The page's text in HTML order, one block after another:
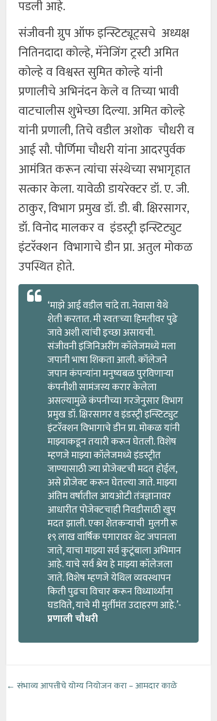
पडली आहे.
संजीवनी ग्रुप ऑफ इन्स्टिट्यूट्सचे अध्यक्ष
नितिनदादा कोल्हे, मॅनेजिंग ट्रस्टी अमित
कोल्हे व विश्वस्त सुमित कोल्हे यांनी
प्रणालीचे अभिनंदन केले व तिच्या भावी
वाटचालीस शुभेच्छा दिल्या. अमित कोल्हे
यांनी प्रणाली, तिचे वडील अशोक चौधरी व
आई सौ. पौर्णिमा चौधरी यांना आदरपुर्वक
आमंत्रित करून त्यांचा संस्थेच्या सभागृहात
सत्कार केला. यावेळी डायरेक्टर डॉ. ए. जी.
ठाकुर, विभाग प्रमुख डॉ. डी. बी. क्षिरसागर,
डॉ. विनोद मालकर व इंडस्ट्री इन्स्टिट्युट
इंटरॅक्शन विभागाचे डीन प्रा. अतुल मोकळ
उपस्थित होते.
‘माझे आई वडील चांदे ता. नेवासा येथे
शेती करतात. मी स्वतःच्या हिमतीवर पुढे
जावे अशी त्यांची इच्छा असायची.
संजीवनी इंजिनिअरींग कॉलेजमध्ये मला
जपानी भाषा शिकता आली. कॉलेजने
जपान कंपन्यांना मनुष्यबळ पुरविणाऱ्या
कंपनीशी सामंजस्य करार केलेला
असल्यामुळे कंपनीच्या गरजेनुसार विभाग
प्रमुख डॉ. क्षिरसागर व इंडस्ट्री इन्स्टिट्युट
इंटरॅक्शन विभागाचे डीन प्रा. मोकळ यांनी
माझ्याकडून तयारी करून घेतली. विशेष
म्हणजे माझ्या कॉलेजमध्ये इंडस्ट्रीत
जाण्यासाठी ज्या प्रोजेक्टची मदत होईल,
असे प्रोजेक्ट करून घेतल्या जाते. माझ्या
अंतिम वर्षातील आयओटी तंत्रज्ञानावर
आधारीत पोजेक्टचाही निवडीसाठी खुप
मदत झाली. एका शेतकऱ्याची मुलगी रू
१९ लाख वार्षिक पगारावर थेट जपानला
जाते, याचा माझ्या सर्व कुटूंबाला अभिमान
आहे. याचे सर्व श्रेय हे माझ्या कॉलेजला
जाते. विशेष म्हणजे येथिल व्यवस्थापन
किती पुढचा विचार करून विध्यार्थ्यांना
घडविते, याचे मी मुर्तीमंत उदाहरण आहे.’-
प्रणाली चौधरी
← संभाव्य आपत्तीचे योग्य नियोजन करा – आमदार काळे